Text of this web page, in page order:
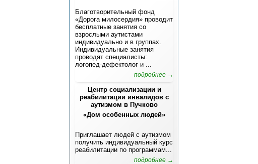
Благотворительный фонд
«Дорога милосердия» проводит
бесплатные занятия со
взрослыми аутистами
индивидуально и в группах.
Индивидуальные занятия
проводят специалисты:
логопед-дефектолог и ...
подробнее →
Центр социализации и
реабилитации инвалидов с
аутизмом в Пучково
«Дом особенных людей»
Приглашает людей с аутизмом
получить индивидуальный курс
реабилитации по программам...
подробнее →